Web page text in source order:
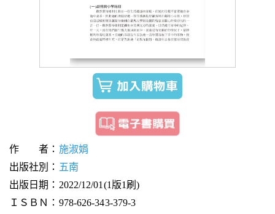
作 者： 施淑娟
出版社別： 五南
出版日期：2022/12/01(1版1刷)
ＩＳＢＮ：978-626-343-379-3